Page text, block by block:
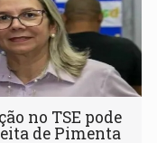
no TSE pode
de Pimenta